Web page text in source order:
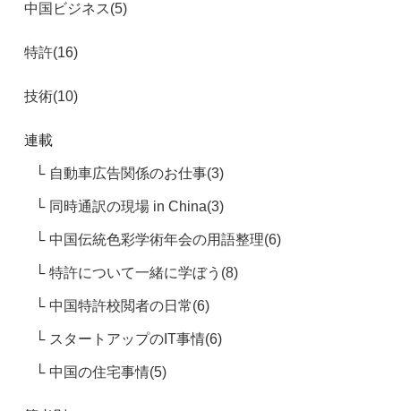
中国ビジネス(5)
特許(16)
技術(10)
連載
自動車広告関係のお仕事(3)
同時通訳の現場 in China(3)
中国伝統色彩学術年会の用語整理(6)
特許について一緒に学ぼう(8)
中国特許校閲者の日常(6)
スタートアップのIT事情(6)
中国の住宅事情(5)